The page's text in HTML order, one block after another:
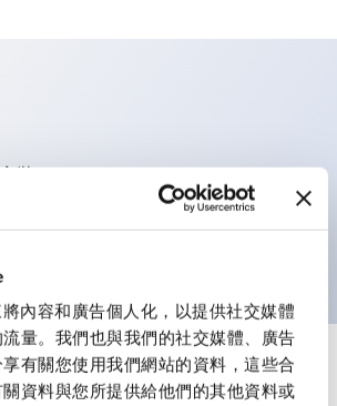
內容和廣告個人化，以提供社交媒體
量。我們也與我們的社交媒體、廣告
有關您使用我們網站的資料，這些合
資料與您所提供給他們的其他資料或
裝
高安全性的彈子鎖結構
顯示全部